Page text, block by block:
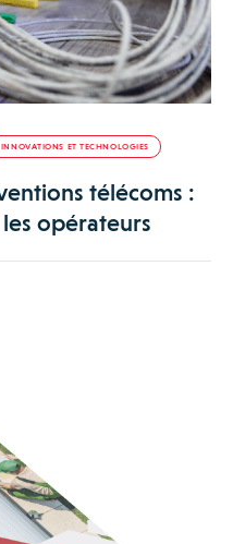
INNOVATIONS ET TECHNOLOGIES
télécoms :
opérateurs